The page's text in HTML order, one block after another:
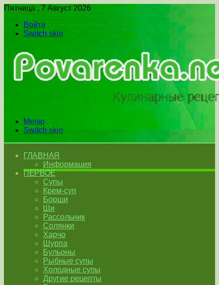
Пятница , 7 Август 2026
Войти
Switch skin
Меню
Switch skin
ГЛАВНАЯ
Информация
ПЕРВОЕ
Супы
Крем-суп
Борщи
Щи
Рассольник
Солянки
Харчо
Шурпа
Бульоны
Рыбные супы
Холодные супы
Другие рецепты